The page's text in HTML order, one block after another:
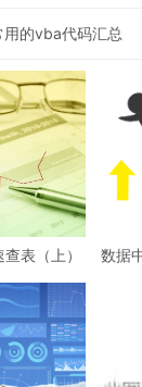
用的vba代码汇总
表（上）
数据